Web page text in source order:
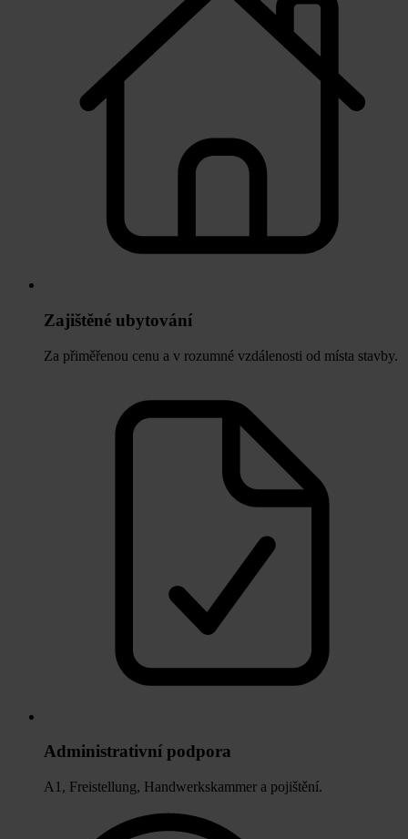
Zajištěné ubytování
Za přiměřenou cenu a v rozumné vzdálenosti od místa stavby.
Administrativní podpora
A1, Freistellung, Handwerkskammer a pojištění.